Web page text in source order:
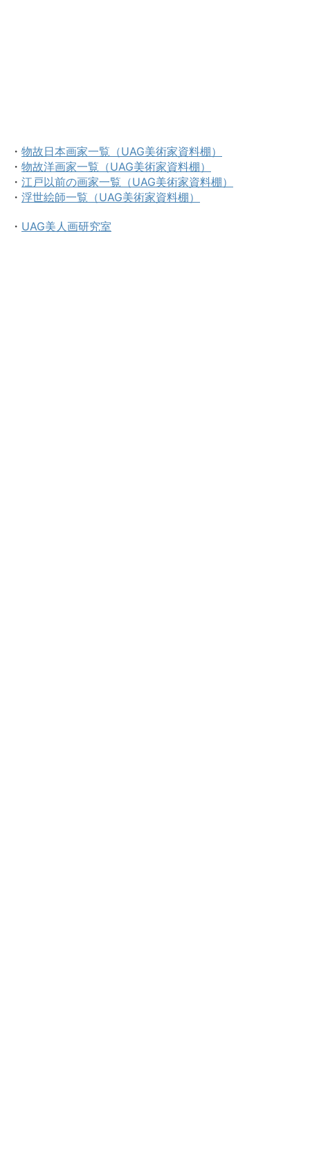
・ 物故日本画家一覧（UAG美術家資料棚）
・ 物故洋画家一覧（UAG美術家資料棚）
・ 江戸以前の画家一覧（UAG美術家資料棚）
・ 浮世絵師一覧（UAG美術家資料棚）
・ UAG美人画研究室